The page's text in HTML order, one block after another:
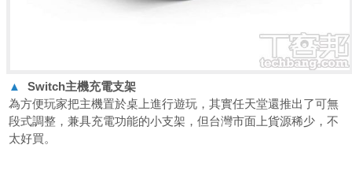
▲ Switch主機充電支架
為方便玩家把主機置於桌上進行遊玩，其實任天堂還推出了可無
段式調整，兼具充電功能的小支架，但台灣市面上貨源稀少，不
太好買。